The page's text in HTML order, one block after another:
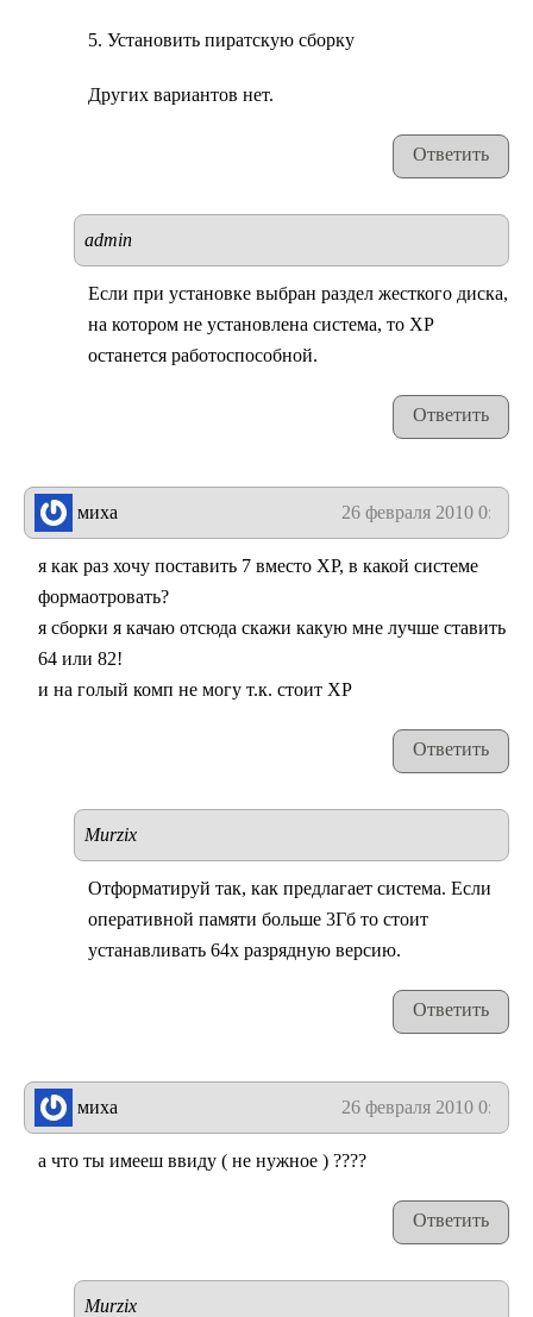
5. Установить пиратскую сборку
Других вариантов нет.
Ответить
admin
Если при установке выбран раздел жесткого диска,
на котором не установлена система, то XP
останется работоспособной.
Ответить
миха 26 февраля 2010 0:24
я как раз хочу поставить 7 вместо ХР, в какой системе
формаотровать?
я сборки я качаю отсюда скажи какую мне лучше ставить
64 или 82!
и на голый комп не могу т.к. стоит ХР
Ответить
Murzix
Отформатируй так, как предлагает система. Если
оперативной памяти больше 3Гб то стоит
устанавливать 64х разрядную версию.
Ответить
миха 26 февраля 2010 0:43
а что ты имееш ввиду ( не нужное ) ????
Ответить
Murzix